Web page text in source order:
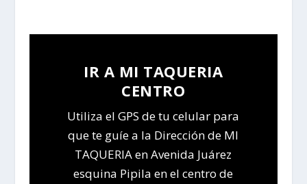
IR A MI TAQUERIA
CENTRO
Utiliza el GPS de tu celular para
que te guíe a la Dirección de MI
TAQUERIA en Avenida Juárez
esquina Pipila en el centro de